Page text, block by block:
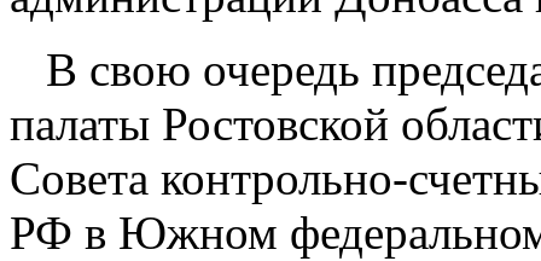
В свою очередь
палаты Ростовской
Совета контрольно-
РФ в Южном